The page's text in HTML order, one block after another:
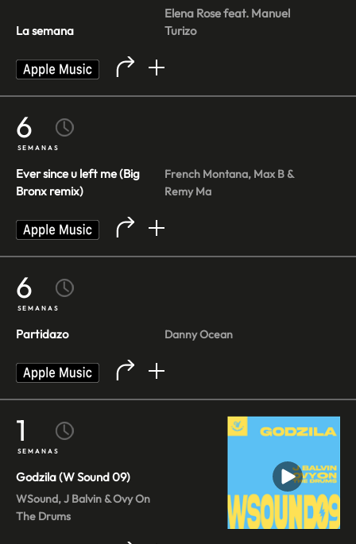
La semana
Elena Rose feat. Manuel
Turizo
6
SEMANAS
Ever since u left me (Big
Bronx remix)
French Montana, Max B &
Remy Ma
6
SEMANAS
Partidazo Danny Ocean
1
SEMANAS
Godzila (W Sound 09)
WSound, J Balvin & Ovy On
The Drums